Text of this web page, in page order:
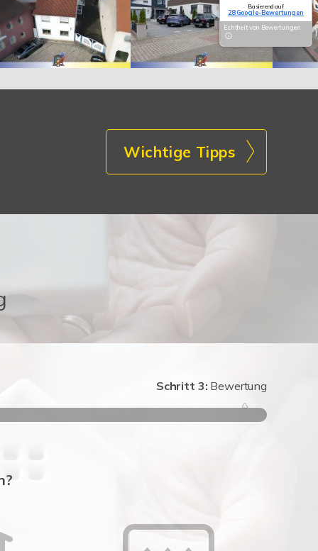
Wichtige Tipps
Schritt 3: Bewertung
Basierend auf
28 Google-Bewertungen
Echtheit von Bewertungen